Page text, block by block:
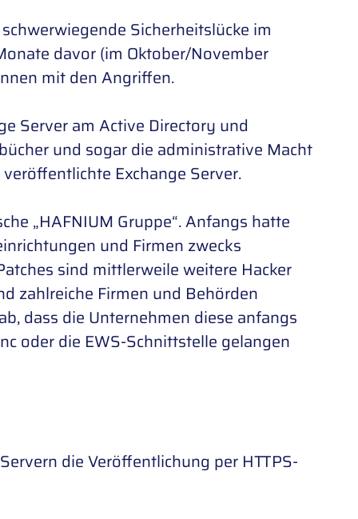
Sicherheitslücke im
davor (im Oktober/November
mit den Angriffen.
Server am Active Directory und
und sogar die administrative Macht
Exchange Server.
„HAFNIUM Gruppe“. Anfangs hatte
und Firmen zwecks
sind mittlerweile weitere Hacker
zahlreiche Firmen und Behörden
dass die Unternehmen diese anfangs
oder die EWS-Schnittstelle gelangen
die Veröffentlichung per HTTPS-